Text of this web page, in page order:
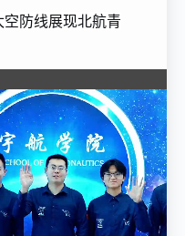
空防线展现北航青